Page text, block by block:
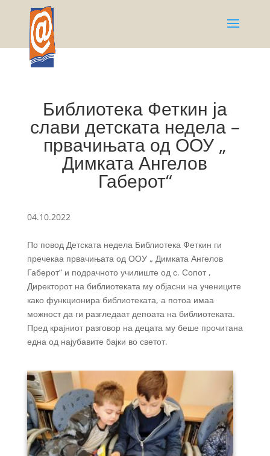
Библиотека Феткин ја
слави детската недела –
првачињата од ООУ „
Димката Ангелов
Габерот“
04.10.2022
По повод Детската недела Библиотека Феткин ги
пречекаа првачињата од ООУ „ Димката Ангелов
Габерот“ и подрачното училиште од с. Сопот ,
Директорот на библиотеката му објасни на учениците
како функционира библиотеката, а потоа имаа
можност да ги разгледаат депоата на библиотеката.
Пред крајниот разговор на децата му беше прочитана
една од најубавите бајки во светот.